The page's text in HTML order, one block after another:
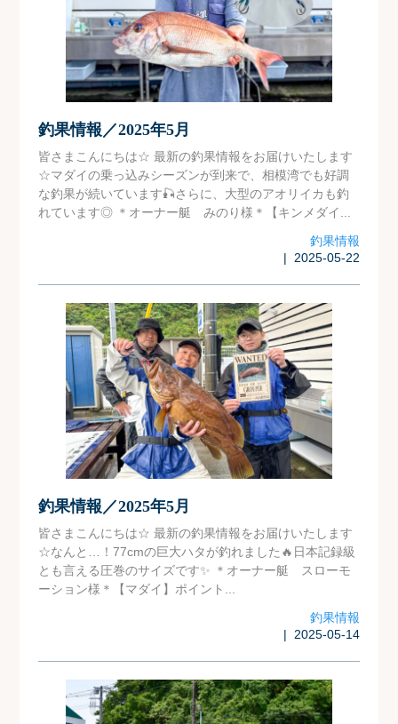
釣果情報／2025年5月
皆さまこんにちは☆ 最新の釣果情報をお届けいたします
☆マダイの乗っ込みシーズンが到来で、相模湾でも好調
な釣果が続いています🎣さらに、大型のアオリイカも釣
れています◎ ＊オーナー艇 みのり様＊【キンメダイ...
釣果情報
| 2025-05-22
釣果情報／2025年5月
皆さまこんにちは☆ 最新の釣果情報をお届けいたします
☆なんと…！77cmの巨大ハタが釣れました🔥日本記録級
とも言える圧巻のサイズです✨ ＊オーナー艇 スローモ
ーション様＊【マダイ】ポイント...
釣果情報
| 2025-05-14